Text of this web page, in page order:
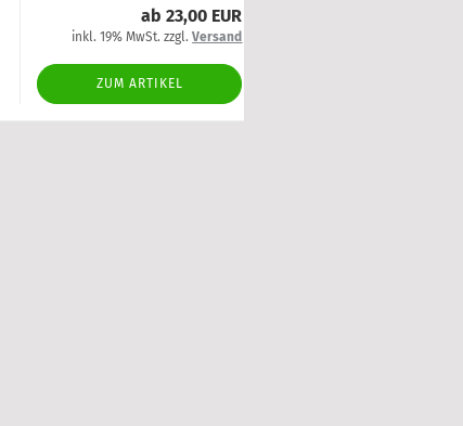
ab 23,00 EUR
inkl. 19% MwSt. zzgl.Versand
ZUM ARTIKEL